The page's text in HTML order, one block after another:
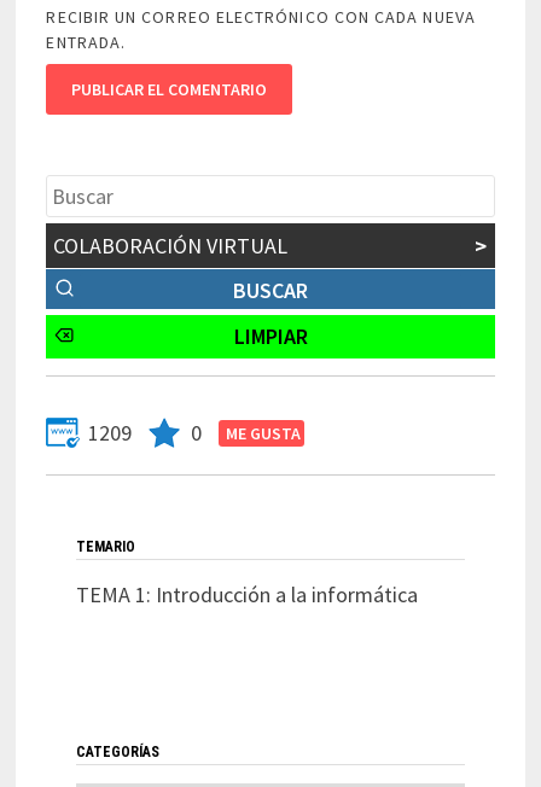
RECIBIR UN CORREO ELECTRÓNICO CON CADA NUEVA
ENTRADA.
COLABORACIÓN VIRTUAL >
1209 0
TEMARIO
TEMA 1: Introducción a la informática
CATEGORÍAS